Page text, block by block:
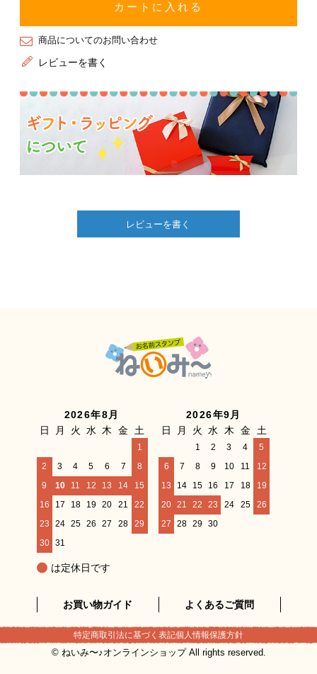
カートに入れる
商品についてのお問い合わせ
レビューを書く
レビューを書く
2026年8月
日
月 火 水 木 金 土
1
2
3 4 5 6 7
8
9
10 11 12 13 14
15
16
17 18 19 20 21
22
23
24 25 26 27 28
29
30
31
2026年9月
日
月 火 水 木 金 土
1 2 3 4
5
6
7 8 9 10 11
12
13
14 15 16 17 18
19
20 21 22 23 24 25
26
27
28 29 30
は定休日です
お買い物ガイド よくあるご質問
特定商取引法に基づく表記個人情報保護方針
© ねいみ〜♪オンラインショップ All rights reserved.